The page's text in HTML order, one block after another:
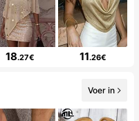
18.27€ 11.26€
Voer in